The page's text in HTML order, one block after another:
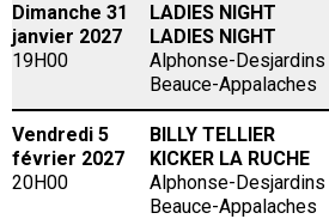
Dimanche 31
janvier 2027
19H00
LADIES NIGHT
LADIES NIGHT
Alphonse-Desjardins
Beauce-Appalaches
Vendredi 5
février 2027
20H00
BILLY TELLIER
KICKER LA RUCHE
Alphonse-Desjardins
Beauce-Appalaches